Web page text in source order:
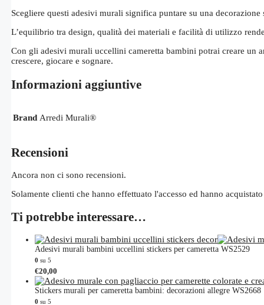
Scegliere questi adesivi murali significa puntare su una
L’equilibrio tra design, qualità dei materiali e facilità di utilizzo
Con gli adesivi murali uccellini cameretta bambini potrai creare un
crescere, giocare e sognare.
Informazioni aggiuntive
Brand Arredi Murali®
Recensioni
Ancora non ci sono recensioni.
Solamente clienti che hanno effettuato l'accesso ed hanno
Ti potrebbe interessare…
Adesivi murali bambini uccellini stickers per cameretta WS2529
0 su 5
€20,00
Stickers murali per cameretta bambini: decorazioni allegre WS2668
0 su 5